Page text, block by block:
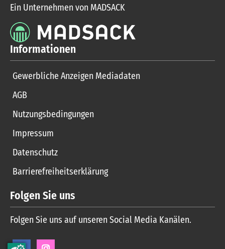
Ein Unternehmen von MADSACK
Informationen
Gewerbliche Anzeigen Mediadaten
AGB
Nutzungsbedingungen
Impressum
Datenschutz
Barrierefreiheitserklärung
Folgen Sie uns
Folgen Sie uns auf unseren Social Media Kanälen.